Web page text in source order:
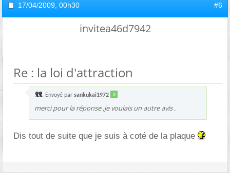
17/04/2009, 00h30 #6
invitea46d7942
Re : la loi d'attraction
Envoyé par sankukai1972
merci pour la réponse ,je voulais un autre avis .
Dis tout de suite que je suis à coté de la plaque